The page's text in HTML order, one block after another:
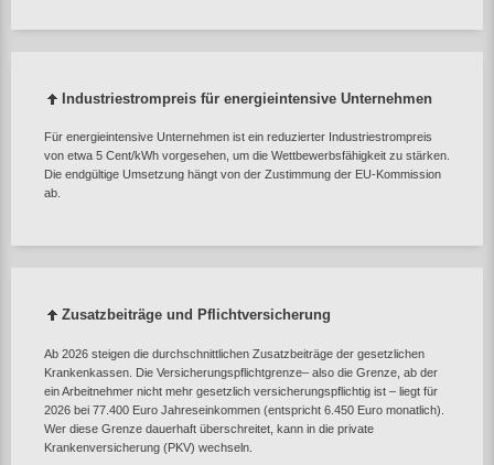
Industriestrompreis für energieintensive Unternehmen
Für energieintensive Unternehmen ist ein reduzierter Industriestrompreis
von etwa 5 Cent/kWh vorgesehen, um die Wettbewerbsfähigkeit zu stärken.
Die endgültige Umsetzung hängt von der Zustimmung der EU‑Kommission
ab.
Zusatzbeiträge und Pflichtversicherung
Ab 2026 steigen die durchschnittlichen Zusatzbeiträge der gesetzlichen
Krankenkassen. Die Versicherungspflichtgrenze– also die Grenze, ab der
ein Arbeitnehmer nicht mehr gesetzlich versicherungspflichtig ist – liegt für
2026 bei 77.400 Euro Jahreseinkommen (entspricht 6.450 Euro monatlich).
Wer diese Grenze dauerhaft überschreitet, kann in die private
Krankenversicherung (PKV) wechseln.